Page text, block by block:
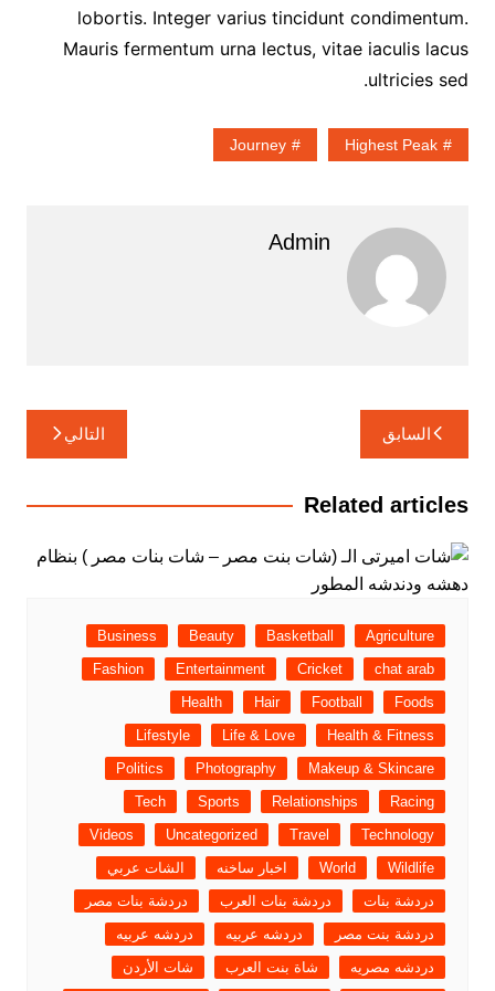
lobortis. Integer varius tincidunt condimentum.
Mauris fermentum urna lectus, vitae iaculis lacus
ultricies sed.
Highest Peak
Journey
Admin
تصفّح
المقالات
السابق التالي
Related articles
Agriculture
Basketball
Beauty
Business
chat arab
Cricket
Entertainment
Fashion
Foods
Football
Hair
Health
Health & Fitness
Life & Love
Lifestyle
Makeup & Skincare
Photography
Politics
Racing
Relationships
Sports
Tech
Technology
Travel
Uncategorized
Videos
Wildlife
World اخبار ساخنه
الشات عربي
دردشة بنات
دردشة بنات العرب
دردشة بنات مصر
دردشة بنت مصر
دردشه عربيه
دردشه عربيه
دردشه مصريه
شاة بنت العرب شات الأردن